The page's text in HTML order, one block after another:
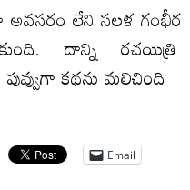
లేని సలళ గంభీర
దాన్ని రచయిత్రి
కథను మలిచింది
Email